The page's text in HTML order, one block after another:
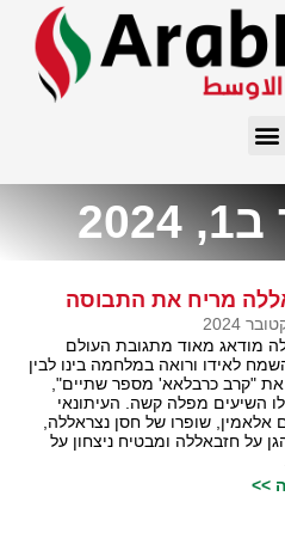
מריח את התבוסה
מודאג מאוד מתגובת העולם
לאידו ורואה במלחמה בינו לבין
את "קרב כרבלאא' מספר שתיים",
השיעים מפלה קשה. העיתונאי
אלאמין, שופרו של חסן נצראללה,
על חזבאללה ומבטיח ניצחון על
>>